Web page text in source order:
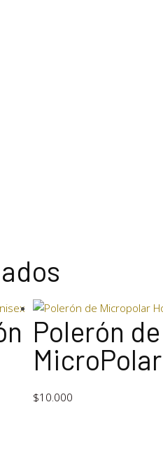
Polerón de
MicroPolar
$10.000